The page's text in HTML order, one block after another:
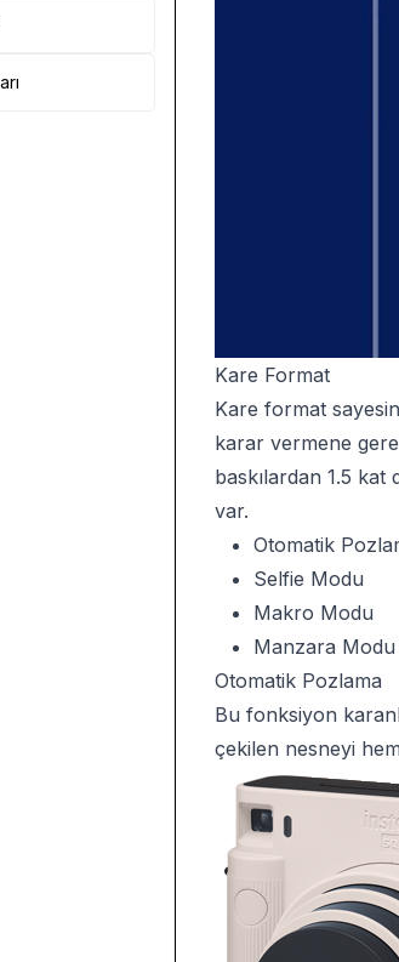
Kare Format
Kare format
karar vermene
baskılardan 1.5
var.
Otomatik
Selfie Modu
Makro Modu
Manzara Modu
Otomatik Pozlama
Bu fonksiyon
çekilen nesneyi